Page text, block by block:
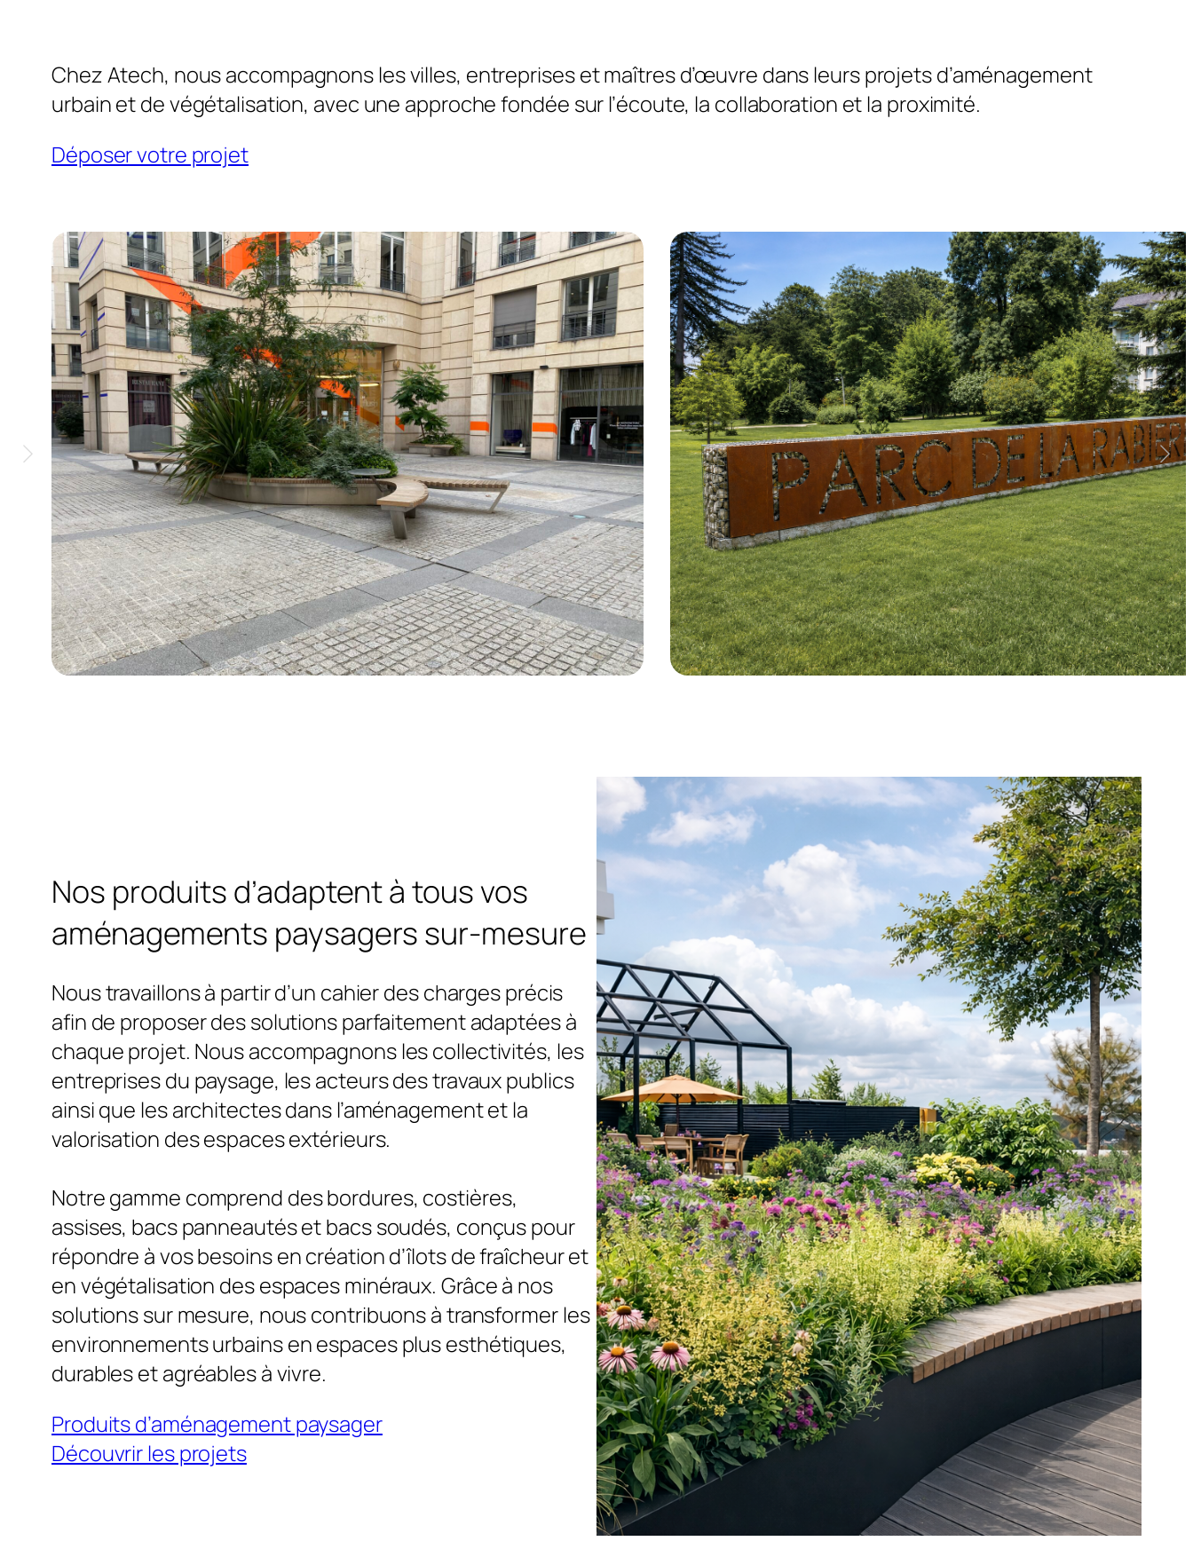
Chez Atech, nous accompagnons les villes, entreprises et maîtres d’œuvre dans leurs projets d’aménagement
urbain et de végétalisation, avec une approche fondée sur l’écoute, la collaboration et la proximité.
Déposer votre projet
Nos produits d’adaptent à tous vos
aménagements paysagers sur-mesure
Nous travaillons à partir d’un cahier des charges précis
afin de proposer des solutions parfaitement adaptées à
chaque projet. Nous accompagnons les collectivités, les
entreprises du paysage, les acteurs des travaux publics
ainsi que les architectes dans l’aménagement et la
valorisation des espaces extérieurs.
Notre gamme comprend des bordures, costières,
assises, bacs panneautés et bacs soudés, conçus pour
répondre à vos besoins en création d’îlots de fraîcheur et
en végétalisation des espaces minéraux. Grâce à nos
solutions sur mesure, nous contribuons à transformer les
environnements urbains en espaces plus esthétiques,
durables et agréables à vivre.
Produits d’aménagement paysager
Découvrir les projets